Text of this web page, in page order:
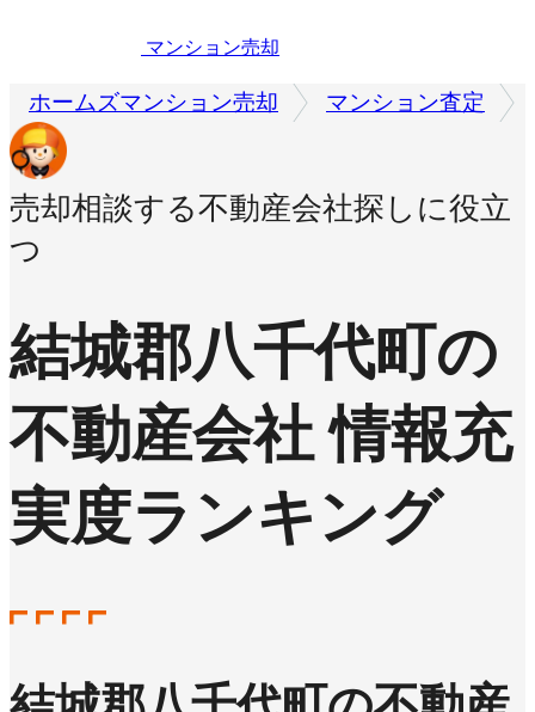
マンション売却
ホームズマンション売却 マンション査定
売却相談する不動産会社探しに役立
つ
結城郡八千代町の
不動産会社 情報充
実度ランキング